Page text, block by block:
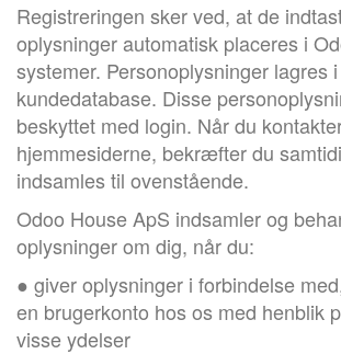
Registreringen sker ved, at de
oplysninger automatisk placeres i
systemer. Personoplysninger lagres
kundedatabase. Disse
beskyttet med login. Når du
hjemmesiderne, bekræfter du
indsamles til ovenstående.
Odoo House ApS indsamler og
oplysninger om dig, når du:
● giver oplysninger i forbindelse
en brugerkonto hos os med henblik
visse ydelser